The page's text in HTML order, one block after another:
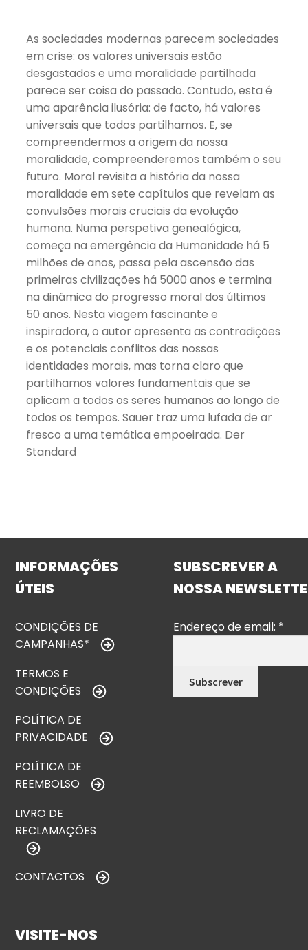
As sociedades modernas parecem sociedades
em crise: os valores universais estão
desgastados e uma moralidade partilhada
parece ser coisa do passado. Contudo, esta é
uma aparência ilusória: de facto, há valores
universais que todos partilhamos. E, se
compreendermos a origem da nossa
moralidade, compreenderemos também o seu
futuro. Moral revisita a história da nossa
moralidade em sete capítulos que revelam as
convulsões morais cruciais da evolução
humana. Numa perspetiva genealógica,
começa na emergência da Humanidade há 5
milhões de anos, passa pela ascensão das
primeiras civilizações há 5000 anos e termina
na dinâmica do progresso moral dos últimos
50 anos. Nesta viagem fascinante e
inspiradora, o autor apresenta as contradições
e os potenciais conflitos das nossas
identidades morais, mas torna claro que
partilhamos valores fundamentais que se
aplicam a todos os seres humanos ao longo de
todos os tempos. Sauer traz uma lufada de ar
fresco a uma temática empoeirada. Der
Standard
INFORMAÇÕES
ÚTEIS
CONDIÇÕES DE
CAMPANHAS*
TERMOS E
CONDIÇÕES
POLÍTICA DE
PRIVACIDADE
POLÍTICA DE
REEMBOLSO
LIVRO DE
RECLAMAÇÕES
CONTACTOS
SUBSCREVER A
NOSSA
Endereço de email: *
VISITE-NOS